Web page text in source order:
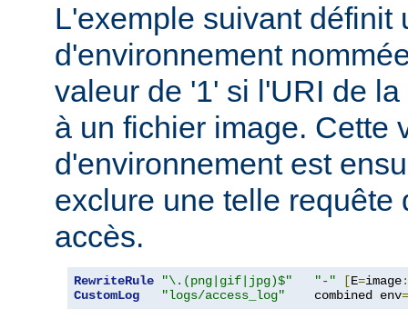
L'exemple suivant définit
d'environnement
valeur de '1' si l'URI de
à un fichier image. Cette
d'environnement est
exclure une telle requête
accès.
RewriteRule "\.(png|gif|jpg)$" "-" [E=image:
CustomLog
"logs/access_log"
    combined env